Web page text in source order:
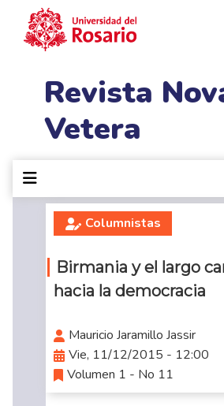
Revista
Vetera
Columnistas
Birmania y el largo
hacia la democracia
Mauricio Jaramillo Jassir
Vie, 11/12/2015 - 12:00
Volumen 1 - No 11